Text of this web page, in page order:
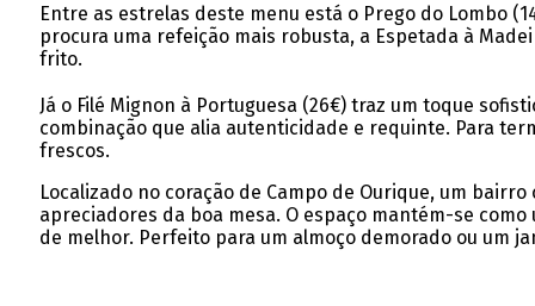
Entre as estrelas deste menu está o Prego do Lombo
procura uma refeição mais robusta, a Espetada à
frito.
Já o Filé Mignon à Portuguesa (26€) traz um toque
combinação que alia autenticidade e requinte. Para
frescos.
Localizado no coração de Campo de Ourique, um
apreciadores da boa mesa. O espaço mantém-se
de melhor. Perfeito para um almoço demorado ou um